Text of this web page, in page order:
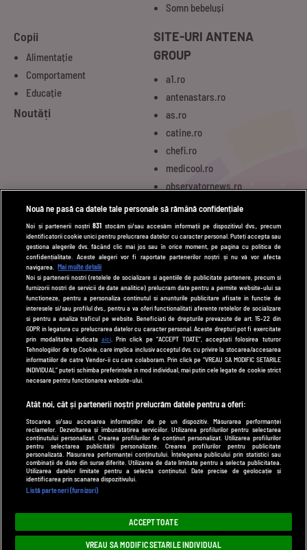
Somn bebeluși
Copii
Alimentație
Comportament
Educație
Noutăți
SITE-URI ANTENA
GROUP
a1.ro
antenastars.ro
as.ro
catine.ro
chefi.ro
medicool.ro
observatornews.ro
spynews.ro
tvhappy.ro
useit.ro
zutv.ro
Trends AntenaPLAY
AntenaPLAY
UTILE
Cod deontologic
Termeni și condiții
Politica de cookies
Politică de confidențialitate
Contact
Modifică Setările
© 2026 DePărinți.ro
Acest site este creat și administrat de Digital Antena Group. Toate drepturile
Nouă ne pasă ca datele tale personale să rămână confidențiale
Noi și partenerii noștri831 stocăm și/sau accesăm informații pe dispozitivul dvs., precum
identificatorii cookie unici pentru prelucrarea datelor cu caracter personal. Puteți accepta sau
gestiona alegerile dvs. făcând clic mai jos sau în orice moment, pe pagina cu politica de
confidențialitate. Aceste alegeri vor fi raportate partenerilor noștri și nu vă vor afecta
navigarea.
Mai multe detalii
Noi si partenerii nostri (retelele de socializare si agentiile de publicitate partenere, precum si
furnizorii nostri de servicii de date analitice) prelucram date pentru a permite website-ului sa
functioneze, pentru a personaliza continutul si anunturile publicitare afisate in functie de
interesele si/sau profilul dvs., pentru a va oferi functionalitati aferente retelelor de socializare
si pentru a analiza traficul pe website. Beneficiati de drepturile prevazute de art. 15-22 din
GDPR in legatura cu prelucrarea datelor cu caracter personal. Aceste drepturi pot fi exercitate
prin modalitatea indicata aici. Prin click pe “ACCEPT TOATE”, acceptati folosirea tuturor
Tehnologiilor de tip Cookie, care implica inclusiv acceptul dvs. cu privire la stocarea/accesarea
informatiilor de catre Vendor-ii cu care colaboram. Prin click pe “VREAU SA MODIFIC SETARILE
INDIVIDUAL” puteti schimba preferintele in mod individual, mai putin cele legate de cookie strict
necesare pentru functionarea website-ului.
Atât noi, cât și partenerii noștri prelucrăm datele pentru a oferi:
Stocarea și/sau accesarea informațiilor de pe un dispozitiv. Măsurarea performanței
reclamelor. Dezvoltarea și îmbunătățirea serviciilor. Utilizarea profilurilor pentru selectarea
conținutului personalizat. Crearea profilurilor de conținut personalizat. Utilizarea profilurilor
pentru selectarea publicității personalizate. Crearea profilurilor pentru publicitate
personalizată. Măsurarea performanței conținutului. Înțelegerea publicului prin statistici sau
combinații de date din surse diferite. Utilizarea de date limitate pentru a selecta publicitatea.
Utilizarea datelor limitate pentru a selecta conținutul. Date precise de geolocație și
identificarea prin scanarea dispozitivului.
Listă parteneri (furnizori)
ACCEPT TOATE
VREAU SA MODIFIC SETARILE INDIVIDUAL